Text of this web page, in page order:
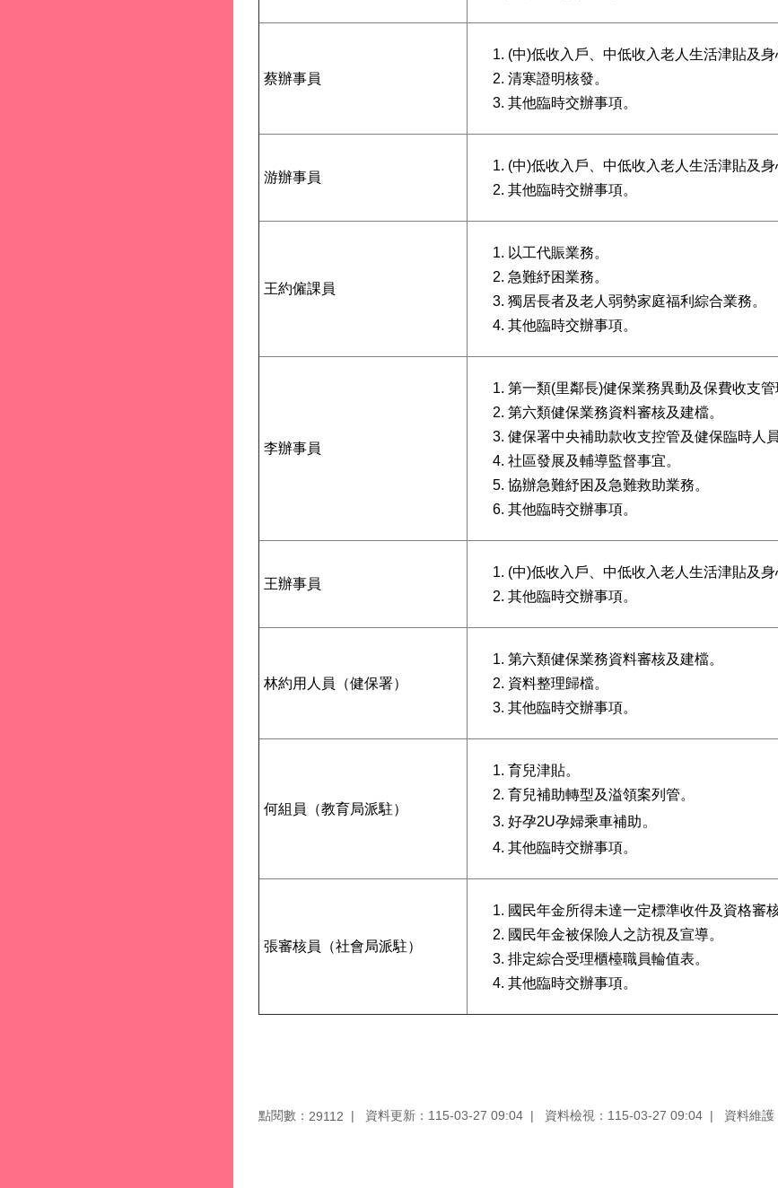
蔡辦事員
(中)低收入戶、中低收入老人生活津貼及
清寒證明核發。
其他臨時交辦事項。
游辦事員
(中)低收入戶、中低收入老人生活津貼及
其他臨時交辦事項。
王約僱課員
以工代賑業務。
急難紓困業務。
獨居長者及老人弱勢家庭福利綜合業務。
其他臨時交辦事項。
李辦事員
第一類(里鄰長)健保業務異動及保費收支管
第六類健保業務資料審核及建檔。
健保署中央補助款收支控管及健保臨時人
社區發展及輔導監督事宜。
協辦急難紓困及急難救助業務。
其他臨時交辦事項。
王辦事員
(中)低收入戶、中低收入老人生活津貼及
其他臨時交辦事項。
林約用人員（健保署）
第六類健保業務資料審核及建檔。
資料整理歸檔。
其他臨時交辦事項。
何組員（教育局派駐）
育兒津貼。
育兒補助轉型及溢領案列管。
好孕2U孕婦乘車補助。
其他臨時交辦事項。
張審核員（社會局派駐）
國民年金所得未達一定標準收件及資格審核
國民年金被保險人之訪視及宣導。
排定綜合受理櫃檯職員輪值表。
其他臨時交辦事項。
點閱數： 29112 資料更新：115-03-27 09:04 資料檢視：115-03-27 09:04 資料維